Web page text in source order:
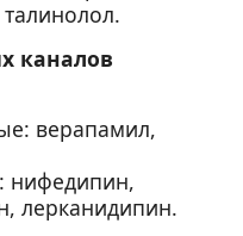
каналов
верапамил,
нифедипин,
лерканидипин.